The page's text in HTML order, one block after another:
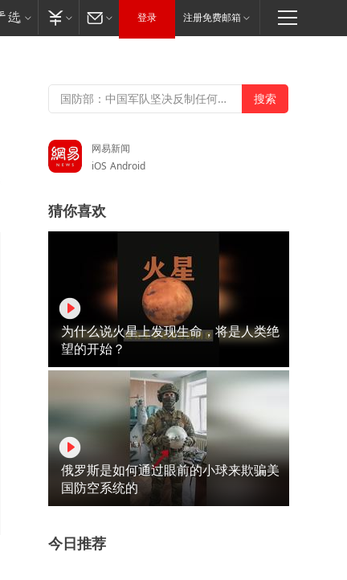
登录 注册免费邮箱
网易新闻
iOS Android
猜你喜欢
为什么说火星上发现生命，将是人类绝
望的开始？
俄罗斯是如何通过眼前的小球来欺骗美
国防空系统的
今日推荐